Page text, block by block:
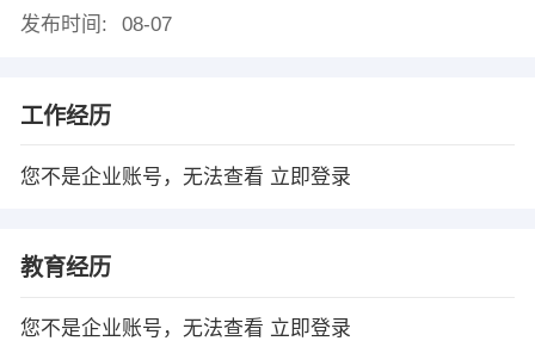
发布时间:
08-07
工作经历
您不是企业账号，无法查看 立即登录
教育经历
您不是企业账号，无法查看 立即登录